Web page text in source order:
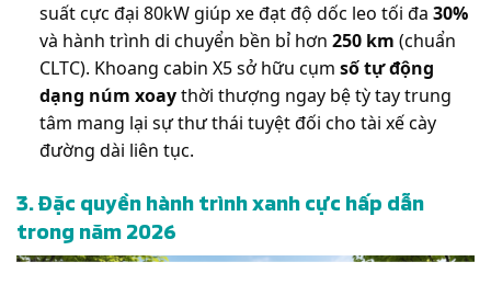
suất cực đại 80kW giúp xe đạt độ dốc leo tối đa 30%
và hành trình di chuyển bền bỉ hơn 250 km (chuẩn
CLTC). Khoang cabin X5 sở hữu cụm số tự động
dạng núm xoaythời thượng ngay bệ tỳ tay trung
tâm mang lại sự thư thái tuyệt đối cho tài xế cày
đường dài liên tục.
3. Đặc quyền hành trình xanh cực hấp dẫn
trong năm 2026